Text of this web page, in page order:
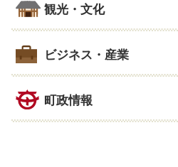
観光・文化
ビジネス・産業
町政情報